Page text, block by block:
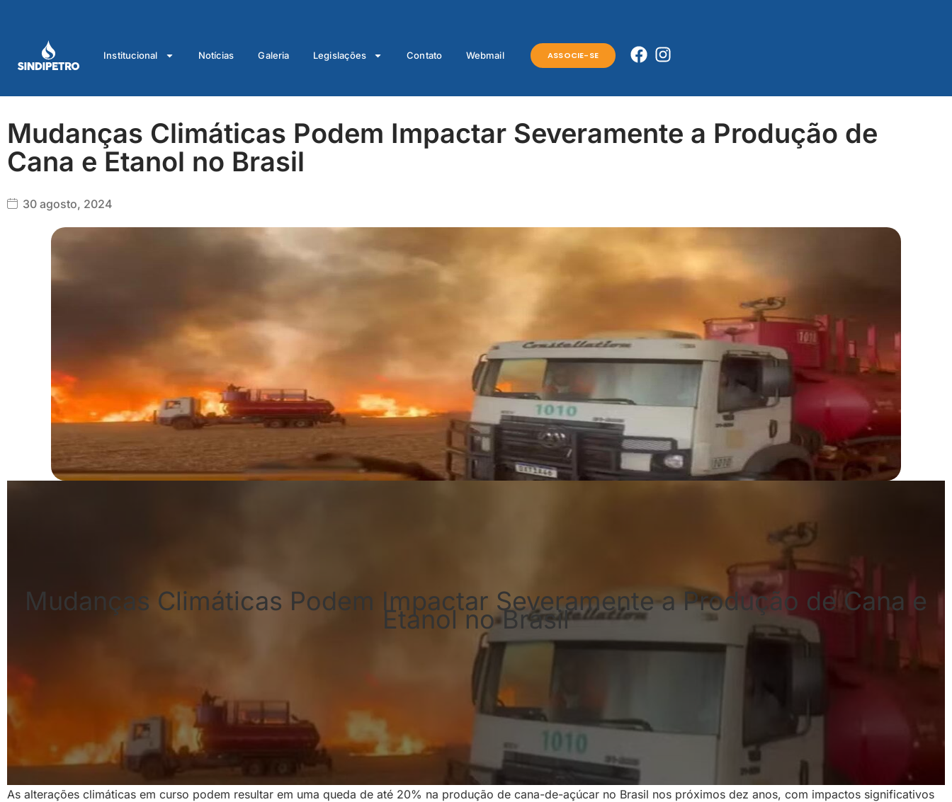
conteúdo
Institucional Notícias Galeria Legislações Contato Webmail ASSOCIE-SE Facebook
Instagram
Mudanças Climáticas Podem Impactar Severamente a Produção de
Cana e Etanol no Brasil
30 agosto, 2024
Mudanças Climáticas Podem Impactar Severamente a Produção de Cana e
Etanol no Brasil
As alterações climáticas em curso podem resultar em uma queda de até 20% na produção de cana-de-açúcar no Brasil nos próximos dez anos, com impactos significativos